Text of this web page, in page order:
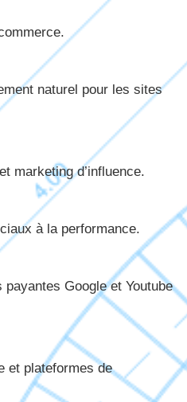
naturel pour les sites
marketing d’influence.
à la performance.
Google et Youtube
et plateformes de